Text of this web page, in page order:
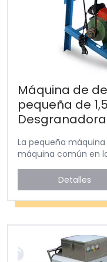
Máquina de
pequeña de
La pequeña
máquina común en
Detalles